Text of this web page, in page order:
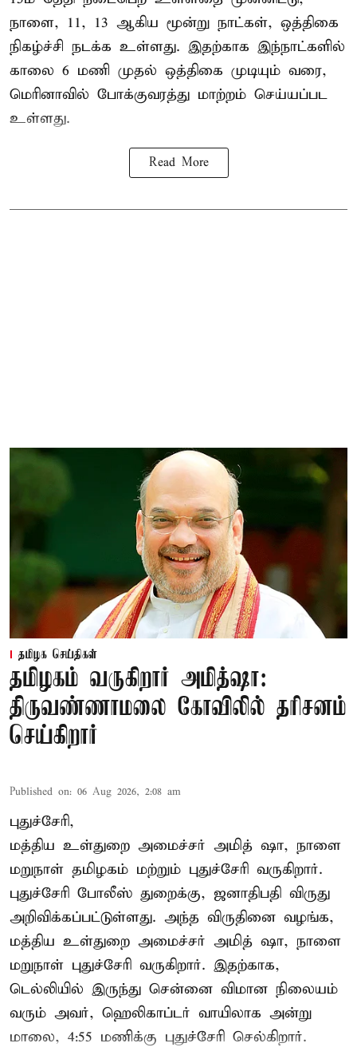
நாளை, 11, 13 ஆகிய மூன்று நாட்கள், ஒத்திகை
நிகழ்ச்சி நடக்க உள்ளது. இதற்காக இந்நாட்களில்
காலை 6 மணி முதல் ஒத்திகை முடியும் வரை,
மெரினாவில் போக்குவரத்து மாற்றம் செய்யப்பட
உள்ளது.
Read More
தமிழக செய்திகள்
தமிழகம் வருகிறார் அமித்ஷா:
திருவண்ணாமலை கோவிலில் தரிசனம்
செய்கிறார்
Published on: 06 Aug 2026, 2:08 am
புதுச்சேரி,
மத்திய உள்துறை அமைச்சர் அமித் ஷா, நாளை
மறுநாள் தமிழகம் மற்றும் புதுச்சேரி வருகிறார்.
புதுச்சேரி போலீஸ் துறைக்கு, ஜனாதிபதி விருது
அறிவிக்கப்பட்டுள்ளது. அந்த விருதினை வழங்க,
மத்திய உள்துறை அமைச்சர் அமித் ஷா, நாளை
மறுநாள் புதுச்சேரி வருகிறார். இதற்காக,
டெல்லியில் இருந்து சென்னை விமான நிலையம்
வரும் அவர், ஹெலிகாப்டர் வாயிலாக அன்று
மாலை, 4:55 மணிக்கு புதுச்சேரி செல்கிறார்.